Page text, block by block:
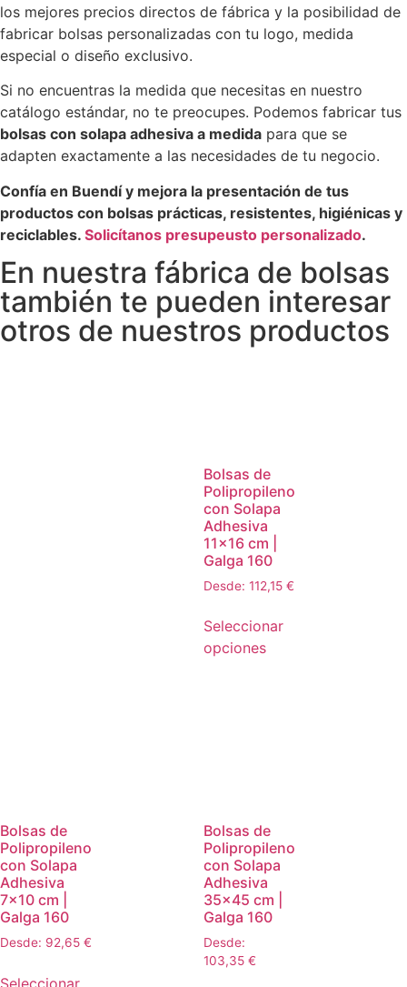
los mejores precios directos de fábrica y la posibilidad de
fabricar bolsas personalizadas con tu logo, medida
especial o diseño exclusivo.
Si no encuentras la medida que necesitas en nuestro
catálogo estándar, no te preocupes. Podemos fabricar tus
bolsas con solapa adhesiva a medida para que se
adapten exactamente a las necesidades de tu negocio.
Confía en Buendí y mejora la presentación de tus
productos con bolsas prácticas, resistentes, higiénicas y
reciclables. Solicítanos presupeusto personalizado.
En nuestra fábrica de bolsas
también te pueden interesar
otros de nuestros productos
Bolsas de
Polipropileno
con Solapa
Adhesiva
11×16 cm |
Galga 160
Desde: 112,15 €
Seleccionar
opciones
Bolsas de
Polipropileno
con Solapa
Adhesiva
7×10 cm |
Galga 160
Desde: 92,65 €
Seleccionar
Bolsas de
Polipropileno
con Solapa
Adhesiva
35×45 cm |
Galga 160
Desde:
103,35 €